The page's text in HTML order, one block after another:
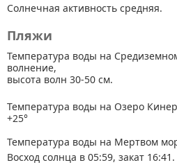
Солнечная активность средняя.
Пляжи
Температура воды на
волнение,
высота волн 30-50 см.
Температура воды на Озеро
+25°
Температура воды на Мертвом
Восход солнца в 05:59, закат 16:41.